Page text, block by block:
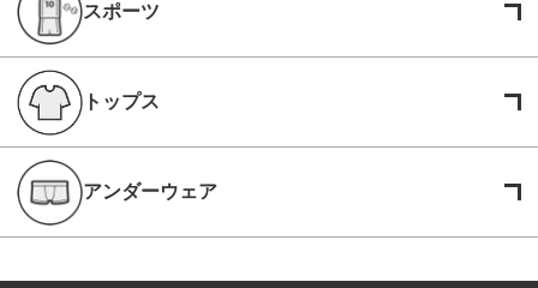
スポーツ
トップス
アンダーウェア